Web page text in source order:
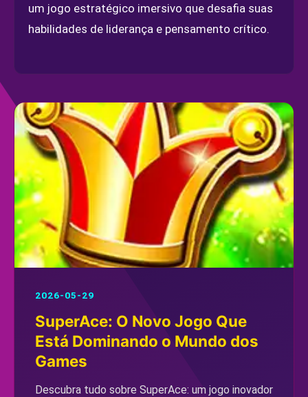
um jogo estratégico imersivo que desafia suas
habilidades de liderança e pensamento crítico.
2026-05-29
SuperAce: O Novo Jogo Que
Está Dominando o Mundo dos
Games
Descubra tudo sobre SuperAce: um jogo inovador